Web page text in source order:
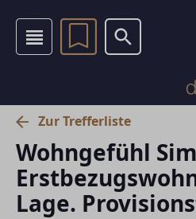
Zur Trefferliste
Wohngefühl
Lage.